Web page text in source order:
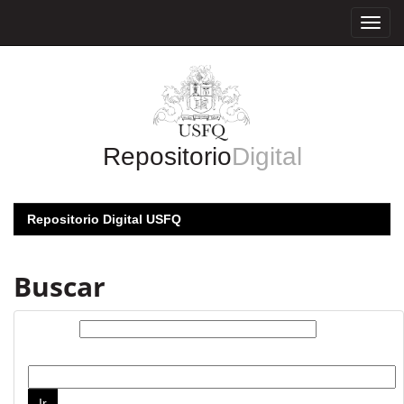
RepositorioDigital
Repositorio Digital USFQ
Buscar